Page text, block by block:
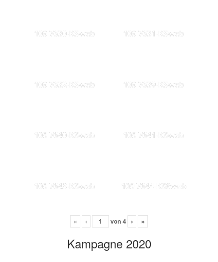
109 7630-KSweb 109 7631-KSweb
109 7632-KSweb 109 7639-KSweb
109 7640-KSweb 109 7641-KSweb
109 7643-KSweb 109 7644-KS6web
« ‹ von 4 › »
Kampagne 2020